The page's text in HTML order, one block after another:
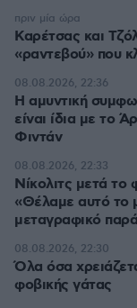
Καρέτσας και
«ραντεβού» που
πριν μία ώρα
Η αμυντική
είναι ίδια με το
Φιντάν
08.08.2026, 22:36
Νίκολιτς μετά το
«Θέλαμε αυτό το
μεταγραφικό
08.08.2026, 22:33
Όλα όσα
φοβικής γάτας
08.08.2026, 22:30